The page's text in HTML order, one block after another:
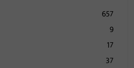
657
9
17
37